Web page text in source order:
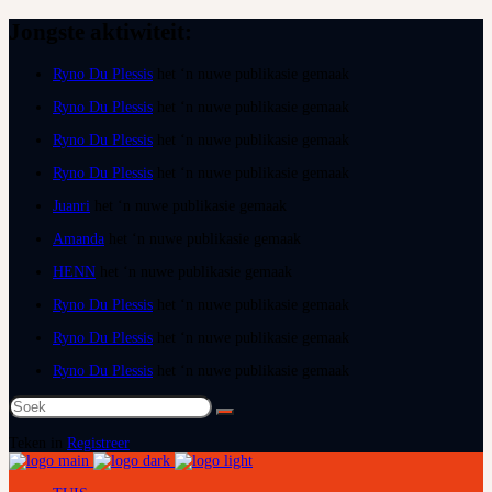
Ryno Du Plessis
Ryno Du Plessis
Ryno Du Plessis
Ryno Du Plessis
Juanri
Amanda
HENN
Ryno Du Plessis
Ryno Du Plessis
Ryno Du Plessis
Soek
na:
Registreer